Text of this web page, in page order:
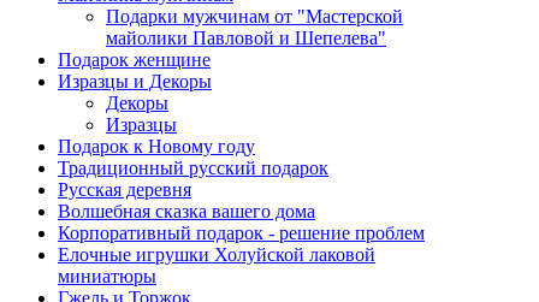
Подарки мужчинам от "Мастерской
майолики Павловой и Шепелева"
Подарок женщине
Изразцы и Декоры
Декоры
Изразцы
Подарок к Новому году
Традиционный русский подарок
Русская деревня
Волшебная сказка вашего дома
Корпоративный подарок - решение проблем
Елочные игрушки Холуйской лаковой
миниатюры
Гжель и Торжок